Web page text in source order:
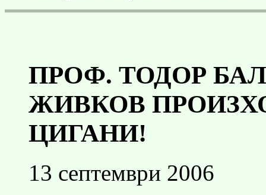
ПРОФ. ТОДОР
ЖИВКОВ
ЦИГАНИ!
13 септември 2006